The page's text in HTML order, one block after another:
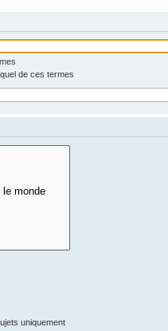
de ces termes
uniquement